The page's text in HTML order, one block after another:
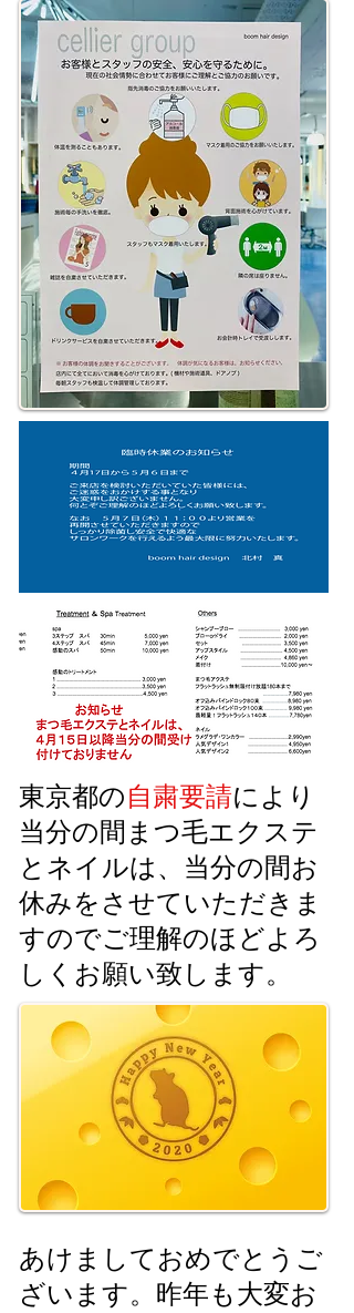
東京都の自粛要請により
当分の間まつ毛エクステ
とネイルは、当分の間お
休みをさせていただきま
すのでご理解のほどよろ
しくお願い致します。
あけましておめでとうご
ざいます。 昨年も大変お